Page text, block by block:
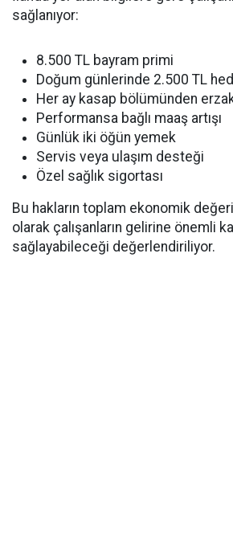
sağlanıyor:
8.500 TL bayram primi
Doğum günlerinde 2.500 TL
Her ay kasap bölümünden erzak
Performansa bağlı maaş artışı
Günlük iki öğün yemek
Servis veya ulaşım desteği
Özel sağlık sigortası
Bu hakların toplam ekonomik
olarak çalışanların gelirine önemli
sağlayabileceği değerlendiriliyor.